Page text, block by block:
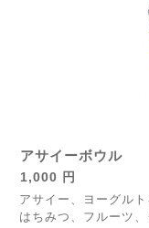
アサイーボウル
1,000 円
アサイー、ヨーグルト
はちみつ、フルーツ